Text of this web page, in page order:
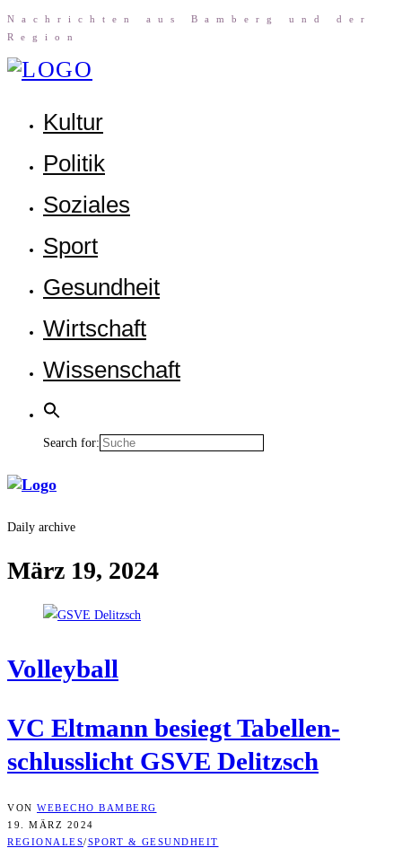
Nach­rich­ten aus Bam­berg und der
Region
Kul­tur
Poli­tik
Sozia­les
Sport
Gesund­heit
Wirt­schaft
Wis­sen­schaft
Search for:
Daily archive
März 19, 2024
Vol­ley­ball
VC Elt­mann besiegt Tabel­len­
schluss­licht GSVE Delitzsch
VON WEBECHO BAMBERG
19. MÄRZ 2024
REGIONALES/SPORT & GESUNDHEIT